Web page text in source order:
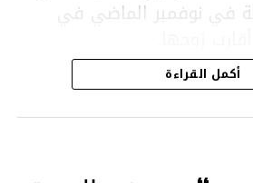
ميتة في نوفمبر الماضي في
الشرعي، توفيت نوكينوفا
وكانت إحدى عظام
هناك كدمات متعددة على
ويديها.
أكمل القراءة